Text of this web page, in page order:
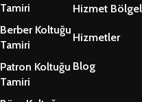
Tamiri
Berber Koltuğu
Tamiri
Patron Koltuğu
Tamiri
Hizmet
Hizmetler
Blog